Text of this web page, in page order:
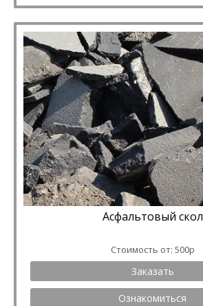
Асфальтовый скол
Стоимость от: 500р
Заказать
Ознакомиться